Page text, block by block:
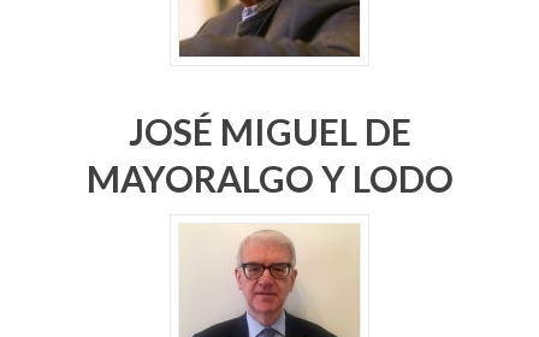
JOSÉ MIGUEL DE
MAYORALGO Y LODO